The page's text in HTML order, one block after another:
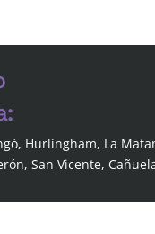
Hurlingham, La
San Vicente,